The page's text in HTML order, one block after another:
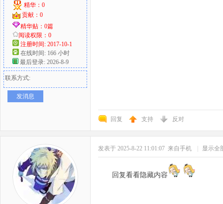
精华：0
贡献：0
精华贴：0篇
阅读权限：0
注册时间: 2017-10-1
在线时间: 166 小时
最后登录: 2026-8-9
联系方式:
发消息
回复 支持 反对
发表于 2025-8-22 11:01:07 来自手机 显示全
回复看看隐藏内容